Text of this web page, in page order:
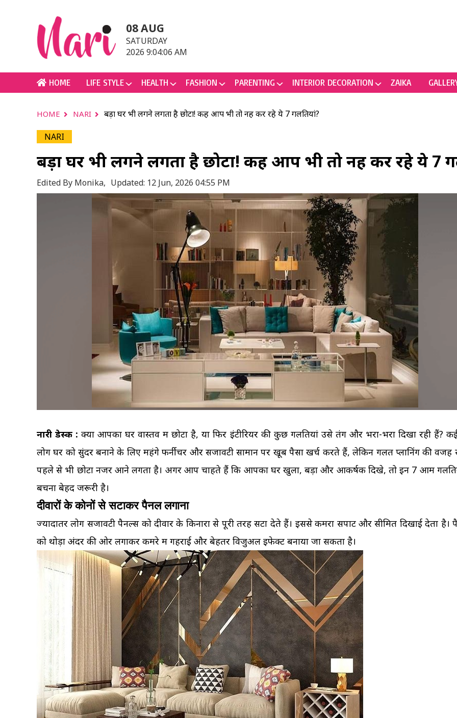
08 AUG
SATURDAY
2026 9:04:06 AM
HOME LIFE STYLE HEALTH FASHION PARENTING INTERIOR DECORATION ZAIKA
HOME NARI बड़ा घर भी लगने लगता है छोटा! कहीं आप भी तो नहीं कर रहे ये 7 गलतियां?
NARI
बड़ा घर भी लगने लगता है छोटा! कहीं आप भी तो नहीं कर रहे ये 7
Edited By Monika, Updated: 12 Jun, 2026 04:55 PM
नारी डेस्क :क्या आपका घर वास्तव में छोटा है, या फिर इंटीरियर की कुछ गलतियां उसे तंग और भरा-भरा दिखा रही हैं?
लोग घर को सुंदर बनाने के लिए महंगे फर्नीचर और सजावटी सामान पर खूब पैसा खर्च करते हैं, लेकिन गलत प्लानिंग की वजह
पहले से भी छोटा नजर आने लगता है। अगर आप चाहते हैं कि आपका घर खुला, बड़ा और आकर्षक दिखे, तो इन 7 आम
बचना बेहद जरूरी है।
दीवारों के कोनों से सटाकर पैनल लगाना
ज्यादातर लोग सजावटी पैनल्स को दीवार के किनारों से पूरी तरह सटा देते हैं। इससे कमरा सपाट और सीमित दिखाई देता है।
को थोड़ा अंदर की ओर लगाकर कमरे में गहराई और बेहतर विजुअल इफेक्ट बनाया जा सकता है।
बलिदान देने में भारत की
पुरुषों...
अपने उसूलों पर जिंदगी जी रही
की...
Copper-T के बावजूद हो गई
प्रेग्नेंसी!...
मां का दूध क्यों है शिशु के लिए
अमृत?...